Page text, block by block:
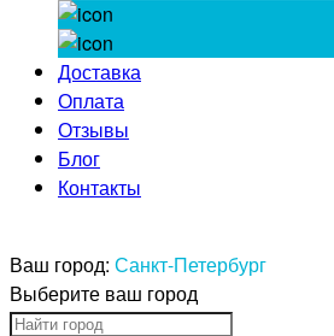
Доставка
Оплата
Отзывы
Блог
Контакты
Ваш город: Санкт-Петербург
Выберите ваш город